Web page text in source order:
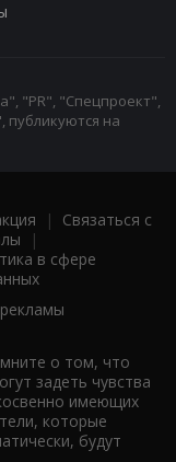
"PR", "Спецпроект",
на
| Связаться с
|
в сфере
о том, что
задеть чувства
имеющих
которые
будут